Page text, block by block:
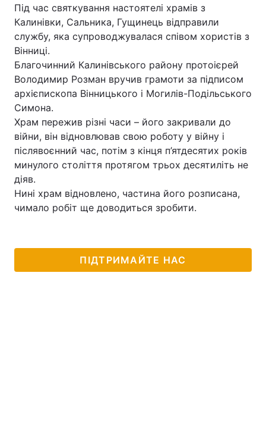
Спорт Наука
Техно і зв'язок Лайт
Зброя Інциденти
Здоров'я Туризм
Погода
Екологія Регіони
Лонгріди
Відео з Youtube Статті
Вакансії
Під час святкування настоятелі храмів з
Калинівки, Сальника, Гущинець відправили
службу, яка супроводжувалася співом хористів з
Вінниці.
Благочинний Калинівського району протоієрей
Володимир Розман вручив грамоти за підписом
архієпископа Вінницького і Могилів-Подільського
Симона.
Храм пережив різні часи – його закривали до
війни, він відновлював свою роботу у війну і
післявоєнний час, потім з кінця п’ятдесятих років
минулого століття протягом трьох десятиліть не
діяв.
Нині храм відновлено, частина його розписана,
чимало робіт ще доводиться зробити.
ПІДТРИМАЙТЕ НАС